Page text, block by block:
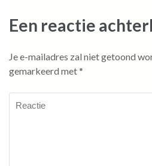
Een reactie
Je e-mailadres zal niet getoond
gemarkeerd met*